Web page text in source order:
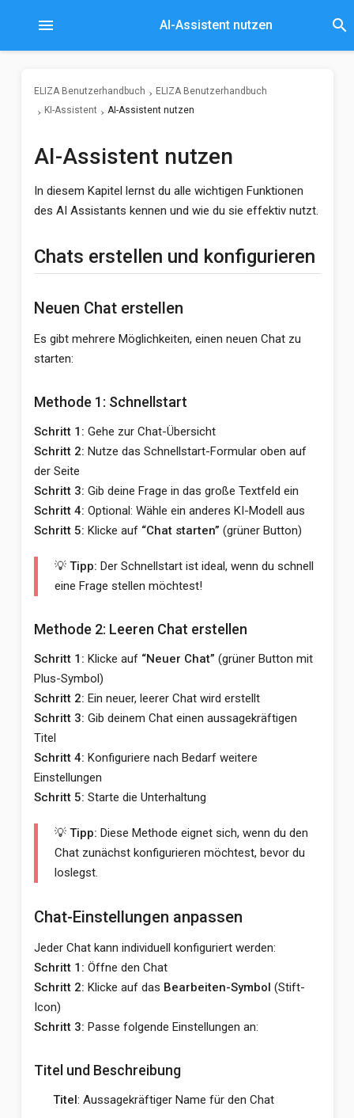
menu AI-Assistent nutzen search
ELIZA Benutzerhandbuch
ELIZA Benutzerhandbuch
KI-Assistent
AI-Assistent nutzen
AI-Assistent nutzen
In diesem Kapitel lernst du alle wichtigen Funktionen
des AI Assistants kennen und wie du sie effektiv nutzt.
Chats erstellen und konfigurieren
Neuen Chat erstellen
Es gibt mehrere Möglichkeiten, einen neuen Chat zu
starten:
Methode 1: Schnellstart
Schritt 1: Gehe zur Chat-Übersicht
Schritt 2: Nutze das Schnellstart-Formular oben auf
der Seite
Schritt 3: Gib deine Frage in das große Textfeld ein
Schritt 4: Optional: Wähle ein anderes KI-Modell aus
Schritt 5: Klicke auf “Chat starten” (grüner Button)
💡 Tipp: Der Schnellstart ist ideal, wenn du schnell
eine Frage stellen möchtest!
Methode 2: Leeren Chat erstellen
Schritt 1: Klicke auf “Neuer Chat” (grüner Button mit
Plus-Symbol)
Schritt 2: Ein neuer, leerer Chat wird erstellt
Schritt 3: Gib deinem Chat einen aussagekräftigen
Titel
Schritt 4: Konfiguriere nach Bedarf weitere
Einstellungen
Schritt 5: Starte die Unterhaltung
💡 Tipp: Diese Methode eignet sich, wenn du den
Chat zunächst konfigurieren möchtest, bevor du
loslegst.
Chat-Einstellungen anpassen
Jeder Chat kann individuell konfiguriert werden:
Schritt 1: Öffne den Chat
Schritt 2: Klicke auf das Bearbeiten-Symbol (Stift-
Icon)
Schritt 3: Passe folgende Einstellungen an:
Titel und Beschreibung
Titel: Aussagekräftiger Name für den Chat